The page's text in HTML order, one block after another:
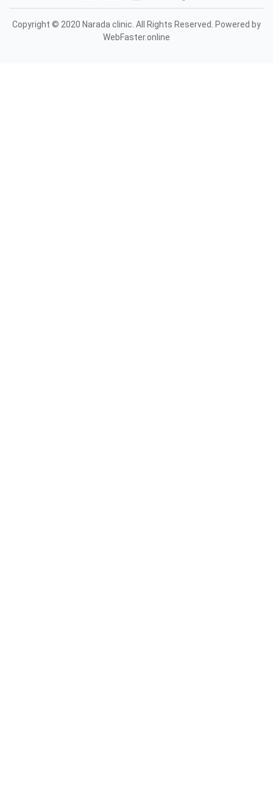
Copyright © 2020 Narada clinic. All Rights Reserved. Powered by
WebFaster.online